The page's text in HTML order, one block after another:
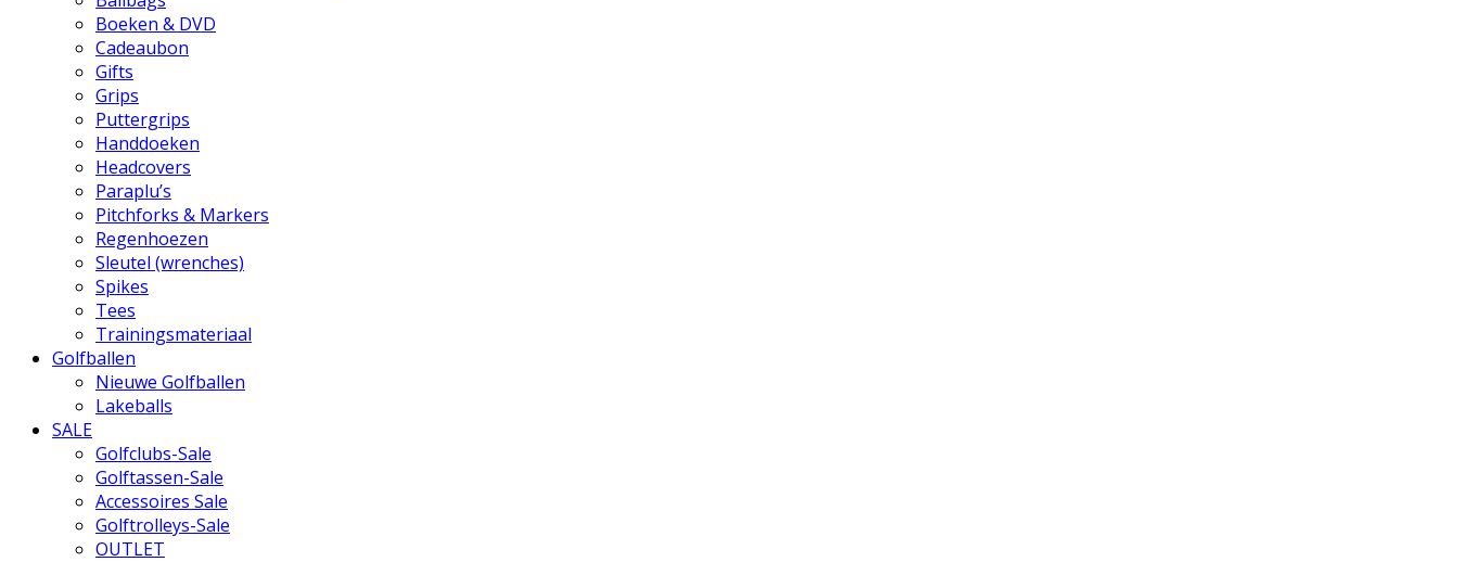
Boeken & DVD
Cadeaubon
Gifts
Grips
Puttergrips
Handdoeken
Headcovers
Paraplu’s
Pitchforks & Markers
Regenhoezen
Sleutel (wrenches)
Spikes
Tees
Trainingsmateriaal
Golfballen
Nieuwe Golfballen
Lakeballs
SALE
Golfclubs-Sale
Golftassen-Sale
Accessoires Sale
Golftrolleys-Sale
OUTLET